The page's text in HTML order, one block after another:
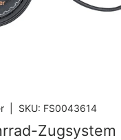
SKU: FS0043614
Zugsystem